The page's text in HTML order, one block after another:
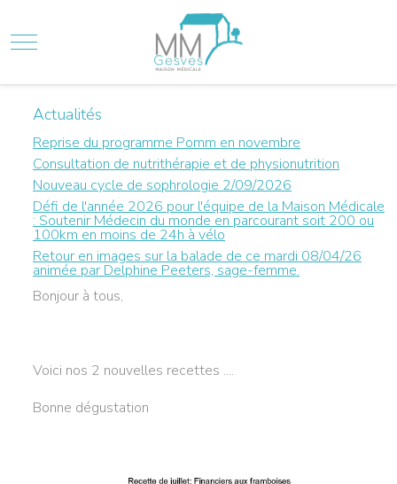
Mobile Menu Toggle
Actualités
Reprise du programme Pomm en novembre
Consultation de nutrithérapie et de physionutrition
Nouveau cycle de sophrologie 2/09/2026
Défi de l'année 2026 pour l'équipe de la Maison Médicale
: Soutenir Médecin du monde en parcourant soit 200 ou
100km en moins de 24h à vélo
Retour en images sur la balade de ce mardi 08/04/26
animée par Delphine Peeters, sage-femme.
Bonjour à tous,
Voici nos 2 nouvelles recettes ....
Bonne dégustation